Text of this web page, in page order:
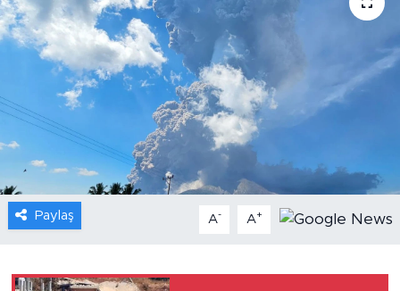
Paylaş A- A+
Bilim ve Teknoloji
Çin Fuarları
Gündem
Video
Sağlık
Xinhua